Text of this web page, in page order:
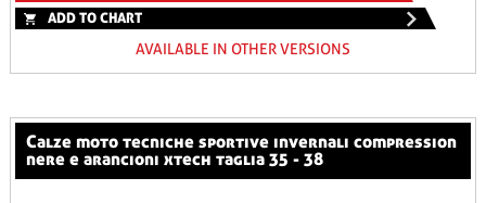
ADD TO CHART
AVAILABLE IN OTHER VERSIONS
calze moto tecniche sportive invernali compression
nere e arancioni xtech taglia 35 - 38